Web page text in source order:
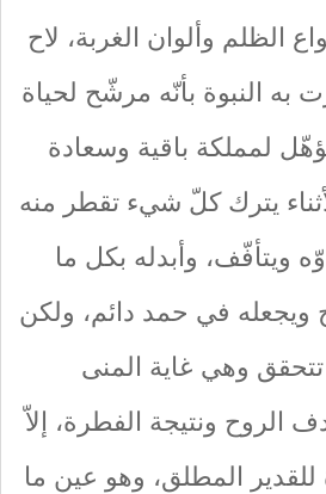
الظلم وألوان الغربة، لاح
به النبوة بأنّه مرشّح لحياة
لمملكة باقية وسعادة
يترك كلّ شيء تقطر منه
ويتأفّف، وأبدله بكل ما
ويجعله في حمد دائم، ولكن
تتحقق وهي غاية المنى
الروح ونتيجة الفطرة، إلاّ
المطلق، وهو عين ما